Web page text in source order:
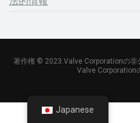
著作権 © 2023.Valve Corporationの
Valve Corporation
Japanese